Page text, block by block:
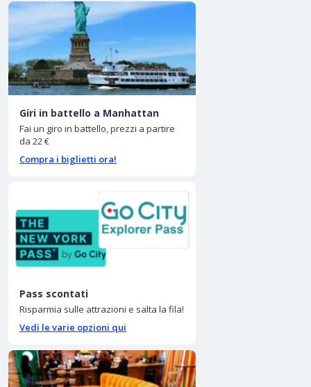
Giri in battello a Manhattan
Fai un giro in battello, prezzi a partire
da 22 €
Compra i biglietti ora!
Pass scontati
Risparmia sulle attrazioni e salta la fila!
Vedi le varie opzioni qui